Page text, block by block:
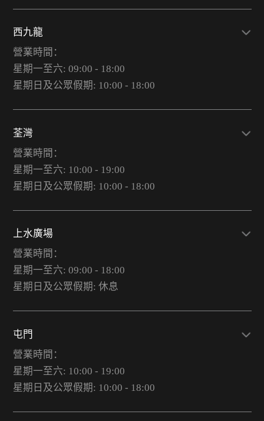
西九龍
營業時間：
星期一至六: 09:00 - 18:00
星期日及公眾假期: 10:00 - 18:00
荃灣
營業時間：
星期一至六: 10:00 - 19:00
星期日及公眾假期: 10:00 - 18:00
上水廣場
營業時間：
星期一至六: 09:00 - 18:00
星期日及公眾假期: 休息
屯門
營業時間：
星期一至六: 10:00 - 19:00
星期日及公眾假期: 10:00 - 18:00